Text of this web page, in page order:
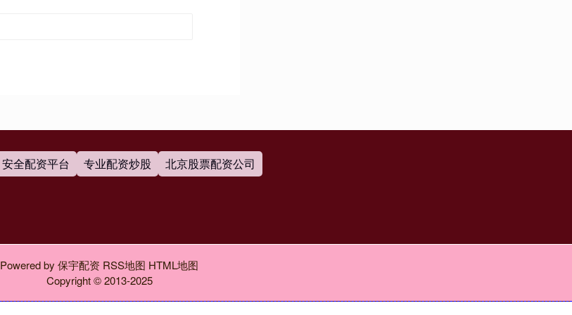
安全配资平台 专业配资炒股 北京股票配资公司
Powered by 保宇配资 RSS地图 HTML地图
Copyright© 2013-2025